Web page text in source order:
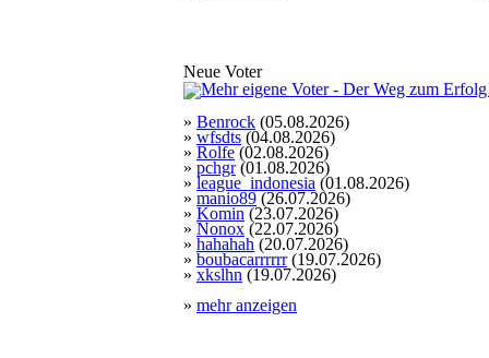
Neue Voter
» Benrock (05.08.2026)
» wfsdts (04.08.2026)
» Rolfe (02.08.2026)
» pchgr(01.08.2026)
» league_indonesia (01.08.2026)
» manio89 (26.07.2026)
» Komin (23.07.2026)
» Nonox (22.07.2026)
» hahahah (20.07.2026)
» boubacarrrrrr(19.07.2026)
» xkslhn (19.07.2026)
» mehr anzeigen